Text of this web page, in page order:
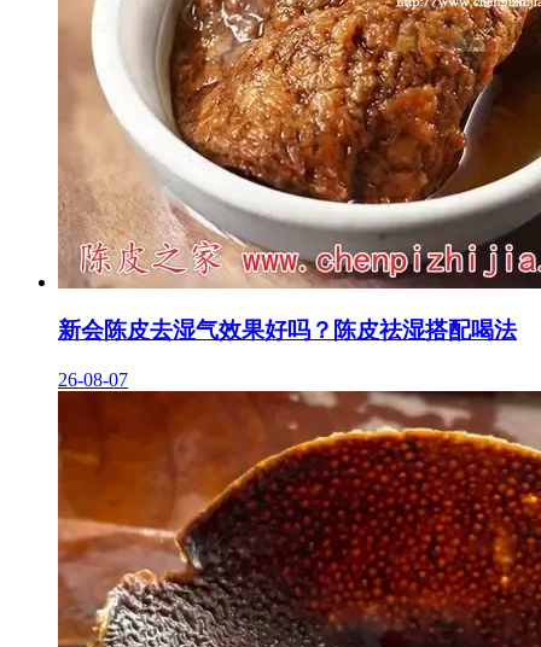
新会陈皮去湿气效果好吗？陈皮祛湿搭配喝法
26-08-07